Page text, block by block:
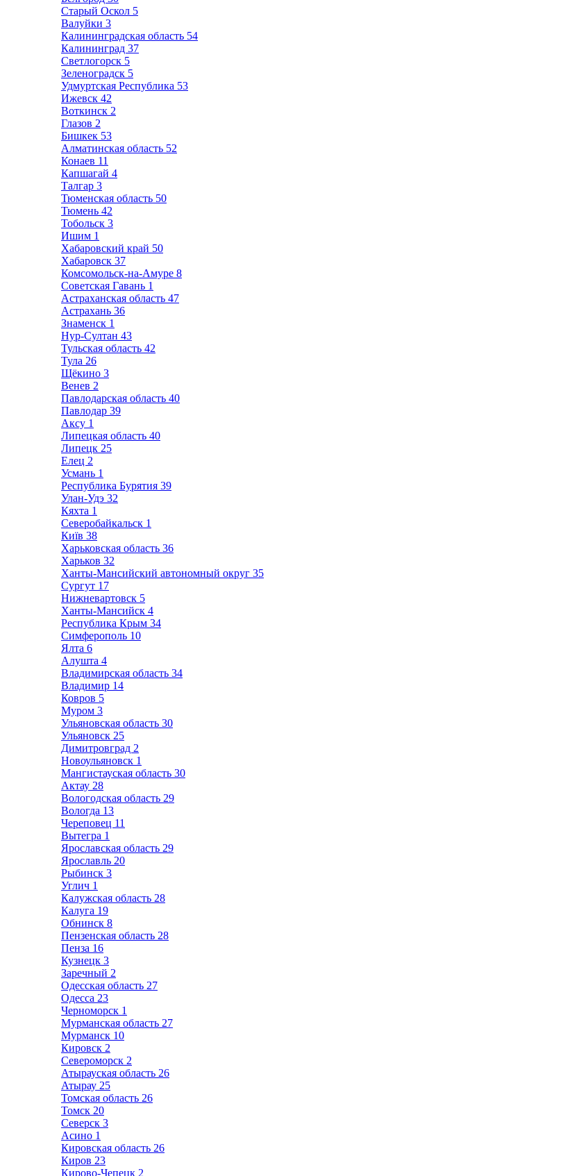
Старый Оскол 5
Валуйки 3
Калининградская область 54
Калининград 37
Светлогорск 5
Зеленоградск 5
Удмуртская Республика 53
Ижевск 42
Воткинск 2
Глазов 2
Бишкек 53
Алматинская область 52
Конаев 11
Капшагай 4
Талгар 3
Тюменская область 50
Тюмень 42
Тобольск 3
Ишим 1
Хабаровский край 50
Хабаровск 37
Комсомольск-на-Амуре 8
Советская Гавань 1
Астраханская область 47
Астрахань 36
Знаменск 1
Нур-Султан 43
Тульская область 42
Тула 26
Щёкино 3
Венев 2
Павлодарская область 40
Павлодар 39
Аксу 1
Липецкая область 40
Липецк 25
Елец 2
Усмань 1
Республика Бурятия 39
Улан-Удэ 32
Кяхта 1
Северобайкальск 1
Київ 38
Харьковская область 36
Харьков 32
Ханты-Мансийский автономный округ 35
Сургут 17
Нижневартовск 5
Ханты-Мансийск 4
Республика Крым 34
Симферополь 10
Ялта 6
Алушта 4
Владимирская область 34
Владимир 14
Ковров 5
Муром 3
Ульяновская область 30
Ульяновск 25
Димитровград 2
Новоульяновск 1
Мангистауская область 30
Актау 28
Вологодская область 29
Вологда 13
Череповец 11
Вытегра 1
Ярославская область 29
Ярославль 20
Рыбинск 3
Углич 1
Калужская область 28
Калуга 19
Обнинск 8
Пензенская область 28
Пенза 16
Кузнецк 3
Заречный 2
Одесская область 27
Одесса 23
Черноморск 1
Мурманская область 27
Мурманск 10
Кировск 2
Североморск 2
Атырауская область 26
Атырау 25
Томская область 26
Томск 20
Северск 3
Асино 1
Кировская область 26
Киров 23
Кирово-Чепецк 2